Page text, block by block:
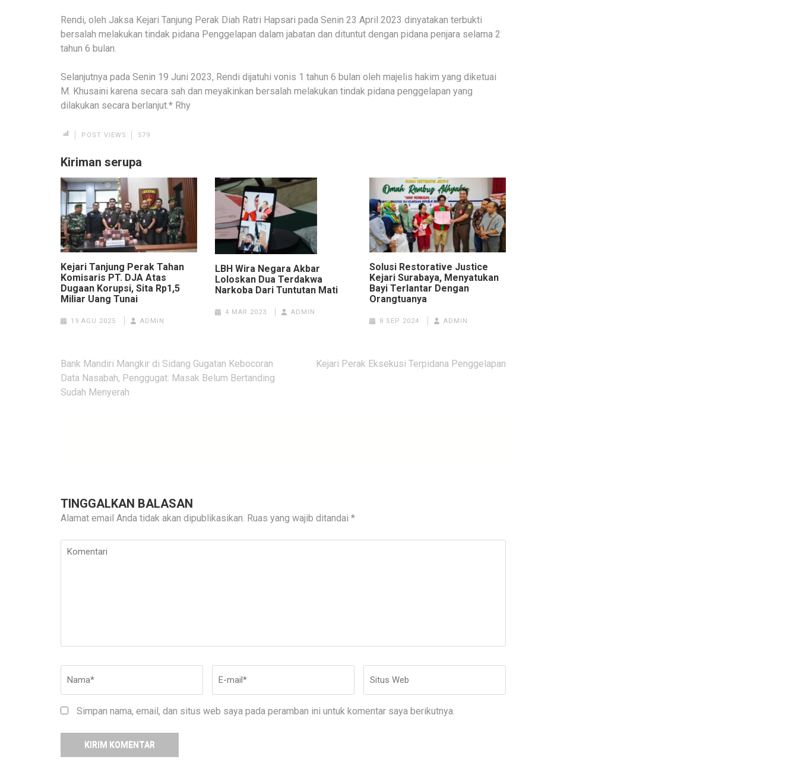
Rendi, oleh Jaksa Kejari Tanjung Perak Diah Ratri Hapsari pada Senin 23 April 2023 dinyatakan terbukti
bersalah melakukan tindak pidana Penggelapan dalam jabatan dan dituntut dengan pidana penjara selama 2
tahun 6 bulan.
Selanjutnya pada Senin 19 Juni 2023, Rendi dijatuhi vonis 1 tahun 6 bulan oleh majelis hakim yang diketuai
M. Khusaini karena secara sah dan meyakinkan bersalah melakukan tindak pidana penggelapan yang
dilakukan secara berlanjut.* Rhy
POST VIEWS: 579
Kiriman serupa
Kejari Tanjung Perak Tahan
Komisaris PT. DJA Atas
Dugaan Korupsi, Sita Rp1,5
Miliar Uang Tunai
19 AGU 2025 ADMIN
LBH Wira Negara Akbar
Loloskan Dua Terdakwa
Narkoba Dari Tuntutan Mati
4 MAR 2023 ADMIN
Solusi Restorative Justice
Kejari Surabaya, Menyatukan
Bayi Terlantar Dengan
Orangtuanya
8 SEP 2024 ADMIN
Navigasi
pos
Bank Mandiri Mangkir di Sidang Gugatan Kebocoran
Data Nasabah, Penggugat: Masak Belum Bertanding
Sudah Menyerah
Kejari Perak Eksekusi Terpidana Penggelapan
TINGGALKAN BALASAN
Alamat email Anda tidak akan dipublikasikan. Ruas yang wajib ditandai *
Komentari
mail*
Web
Simpan nama, email, dan situs web saya pada peramban ini untuk komentar saya berikutnya.